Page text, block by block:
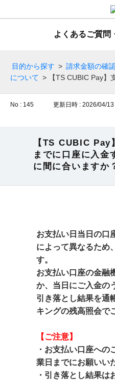
よくあるご質問
目的から探す > 請求金額の確
について > 【TS CUBIC Pay】
No : 145 更新日時 : 2026/04/
【TS CUBIC Pay
までに口座に入金
に間に合いますか
お支払い日当日の口
によって異なるため
す。
お支払い口座の金融
か、当日にご入金の
引き落とし結果を通
キングの残高照会で
【ご注意】
・お支払い口座へ
業日までにお願いい
・引き落とし結果